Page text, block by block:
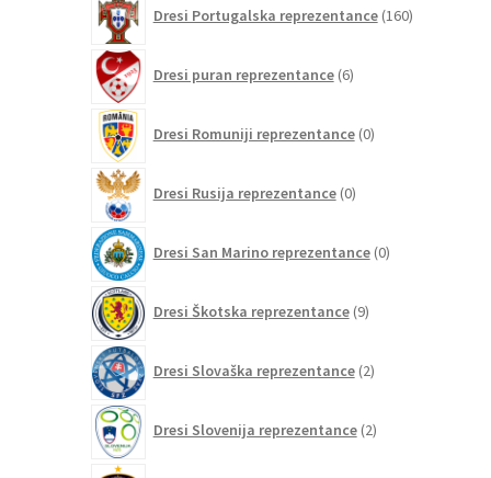
Dresi Portugalska reprezentance 160izdelkov
Dresi puran reprezentance 6izdelkov
Dresi Romuniji reprezentance 0izdelkov
Dresi Rusija reprezentance 0izdelkov
Dresi San Marino reprezentance 0izdelkov
Dresi Škotska reprezentance 9izdelkov
Dresi Slovaška reprezentance 2izdelka
Dresi Slovenija reprezentance 2izdelka